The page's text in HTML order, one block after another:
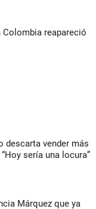
Colombia reapareció
descarta vender más
sería una locura”
Márquez que ya